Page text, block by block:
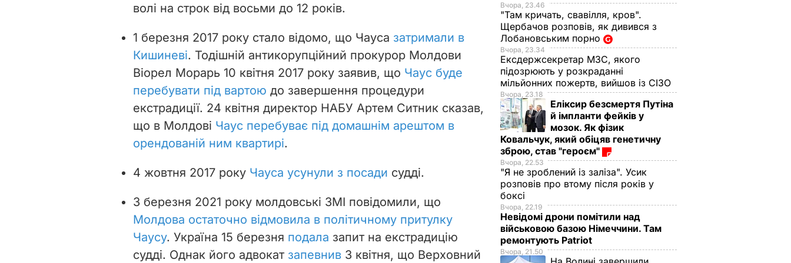
волі на строк від восьми до 12 років.
1 березня 2017 року стало відомо, що Чауса затримали в
Кишиневі. Тодішній антикорупційний прокурор Молдови
Віорел Морарь 10 квітня 2017 року заявив, що Чаус буде
перебувати під вартою до завершення процедури
екстрадиції. 24 квітня директор НАБУ Артем Ситник сказав,
що в Молдові Чаус перебуває під домашнім арештом в
орендованій ним квартирі.
4 жовтня 2017 року Чауса усунули з посади судді.
3 березня 2021 року молдовські ЗМІ повідомили, що
Молдова остаточно відмовила в політичному притулку
Чаусу. Україна 15 березня подала запит на екстрадицію
судді. Однак його адвокат запевнив 3 квітня, що Верховний
Вчора, 23.46
"Там кричать, свавілля, кров".
Щербачов розповів, як дивився з
Лобановським порно
Вчора, 23.34
Ексдержсекретар МЗС, якого
підозрюють у розкраданні
мільйонних пожертв, вийшов із СІЗО
Вчора, 23.18
Еліксир безсмертя Путіна
й імпланти фейків у
мозок. Як фізик
Ковальчук, який обіцяв генетичну
зброю, став "героєм"
Вчора, 22.53
"Я не зроблений із заліза". Усик
розповів про втому після років у
боксі
Вчора, 22.19
Невідомі дрони помітили над
військовою базою Німеччини. Там
ремонтують Patriot
Вчора, 21.50